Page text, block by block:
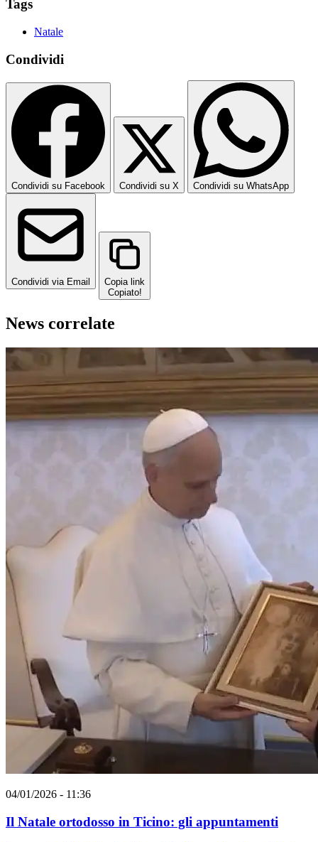
Tags
Natale
Condividi
Condividi su Facebook Condividi su X Condividi su WhatsApp
Condividi via Email
Copia link
Copiato!
News correlate
04/01/2026 - 11:36
Il Natale ortodosso in Ticino: gli appuntamenti